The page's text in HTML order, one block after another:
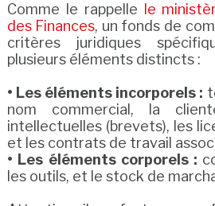
Comme le rappelle
le
des Finances, un fonds de
critères juridiques
plusieurs éléments distincts :
• Les éléments incorporels :
nom commercial, la
intellectuelles (brevets), les
et les contrats de travail
• Les éléments corporels :
les outils, et le stock de